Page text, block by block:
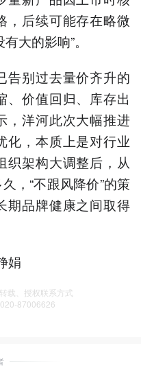
，后续可能存在略微
大的影响”。
告别过去量价齐升的
、价值回归、库存出
，洋河此次大幅推进
化，本质上是对行业
织架构大调整后，从
，“不跟风降价”的策
期品牌健康之间取得
娟
载、授权联系方式
87006626